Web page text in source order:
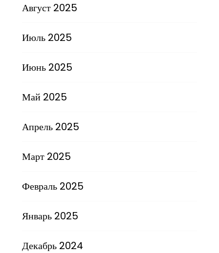
Август 2025
Июль 2025
Июнь 2025
Май 2025
Апрель 2025
Март 2025
Февраль 2025
Январь 2025
Декабрь 2024